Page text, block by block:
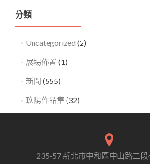
分類
Uncategorized (2)
展場佈置 (1)
新聞 (555)
玖陽作品集 (32)
235-57 新北市中和區中山路二